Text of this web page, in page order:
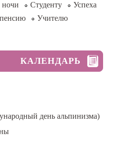
Студенту
Успеха
Учителю
КАЛЕНДАРЬ
день альпинизма)